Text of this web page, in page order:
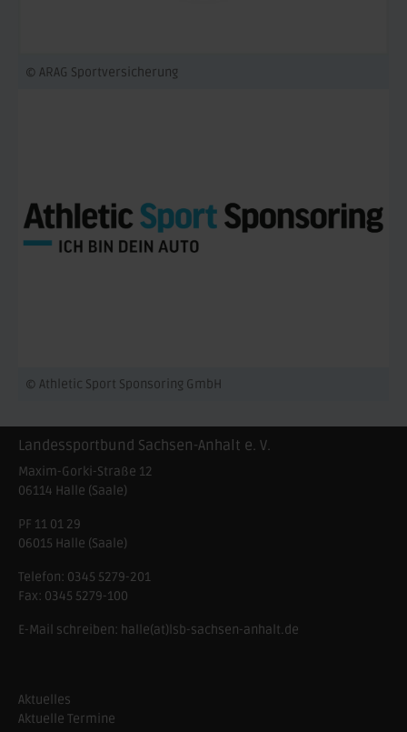
© ARAG Sportversicherung
© Athletic Sport Sponsoring GmbH
Landessportbund Sachsen-Anhalt e. V.
Maxim-Gorki-Straße 12
06114 Halle (Saale)
PF 11 01 29
06015 Halle (Saale)
Telefon: 0345 5279-201
Fax: 0345 5279-100
E-Mail schreiben: halle(at)lsb-sachsen-anhalt.de
Aktuelles
Aktuelle Termine